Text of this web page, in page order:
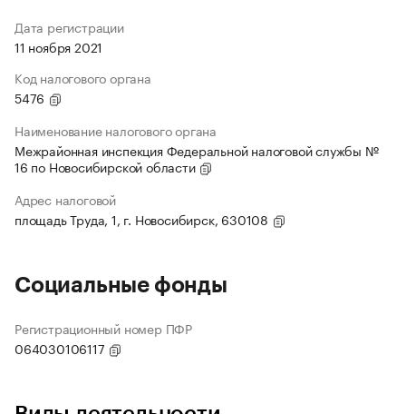
Дата регистрации
11 ноября 2021
Код налогового органа
5476
Наименование налогового органа
Межрайонная инспекция Федеральной налоговой службы №
16 по Новосибирской области
Адрес налоговой
площадь Труда, 1, г. Новосибирск, 630108
Социальные фонды
Регистрационный номер ПФР
064030106117